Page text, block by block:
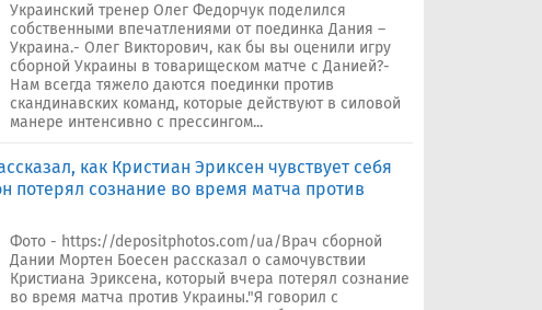
Украинский тренер Олег Федорчук поделился
собственными впечатлениями от поединка Дания –
Украина.- Олег Викторович, как бы вы оценили игру
сборной Украины в товарищеском матче с Данией?-
Нам всегда тяжело даются поединки против
скандинавских команд, которые действуют в силовой
манере интенсивно с прессингом...
как Кристиан Эриксен чувствует себя
потерял сознание во время матча против
Фото - https://depositphotos.com/ua/Врач сборной
Дании Мортен Боесен рассказал о самочувствии
Кристиана Эриксена, который вчера потерял сознание
во время матча против Украины."Я говорил с